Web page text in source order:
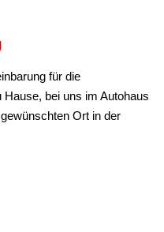
für die
bei uns im Autohaus
Ort in der